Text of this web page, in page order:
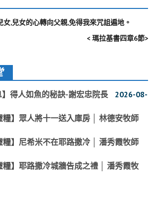
,兒女的心轉向父親,免得我來咒詛遍地。
< 瑪拉基書四章6節>
】得人如魚的秘訣-謝宏忠院長
2026-08-
】眾人將十一送入庫房 │ 林德安牧師
】尼希米不在耶路撒冷 │ 潘秀霞牧師
】耶路撒冷城牆告成之禮 │ 潘秀霞牧